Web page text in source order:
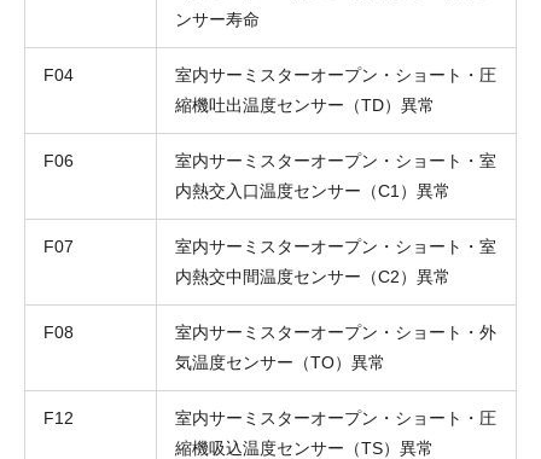
ンサー寿命
F04
室内サーミスターオープン・ショート・圧
縮機吐出温度センサー（TD）異常
F06
室内サーミスターオープン・ショート・室
内熱交入口温度センサー（C1）異常
F07
室内サーミスターオープン・ショート・室
内熱交中間温度センサー（C2）異常
F08
室内サーミスターオープン・ショート・外
気温度センサー（TO）異常
F12
室内サーミスターオープン・ショート・圧
縮機吸込温度センサー（TS）異常